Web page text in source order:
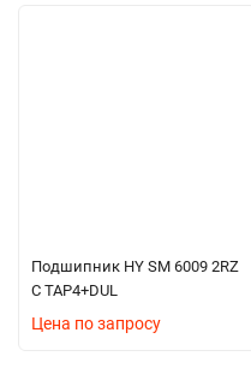
Подшипник HY SM 6009 2RZ
C TAP4+DUL
Цена по запросу